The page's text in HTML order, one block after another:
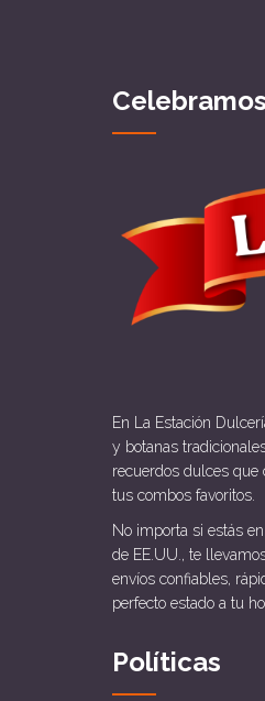
En La Estación
y botanas
recuerdos dulces que
tus combos favoritos.
No importa si estás
de EE.UU., te
envíos confiables,
perfecto estado a tu
Políticas